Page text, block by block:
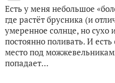
Есть у меня небольшое
где растёт брусника (и
умеренное солнце, но сухо
постоянно поливать. И
место под
попадает...